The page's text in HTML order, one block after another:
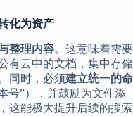
化为资产
整理内容。这意味着需要
有云中的文档，集中存储
同时，必须建立统一的命
号”），并鼓励为文件添
这能极大提升后续的搜索